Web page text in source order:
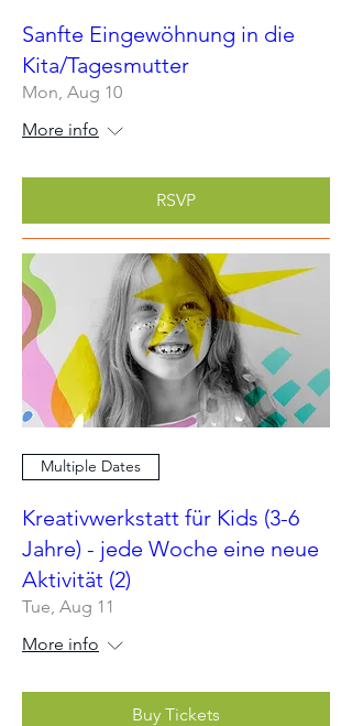
Sanfte Eingewöhnung in die
Kita/Tagesmutter
Mon, Aug 10
More info
RSVP
Multiple Dates
Kreativwerkstatt für Kids (3-6
Jahre) - jede Woche eine neue
Aktivität (2)
Tue, Aug 11
More info
Buy Tickets